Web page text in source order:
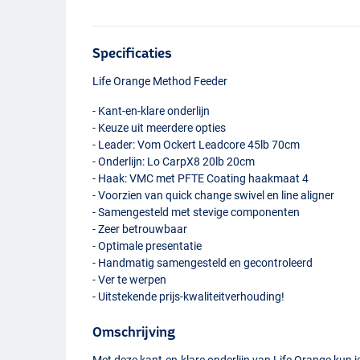
Specificaties
Life Orange Method Feeder
- Kant-en-klare onderlijn
- Keuze uit meerdere opties
- Leader: Vom Ockert Leadcore 45lb 70cm
- Onderlijn: Lo CarpX8 20lb 20cm
- Haak:VMC met PFTECoating haakmaat 4
- Voorzien van quick change swivel en line aligner
- Samengesteld met stevige componenten
- Zeer betrouwbaar
- Optimale presentatie
- Handmatig samengesteld en gecontroleerd
- Ver te werpen
- Uitstekende prijs-kwaliteitverhouding!
Omschrijving